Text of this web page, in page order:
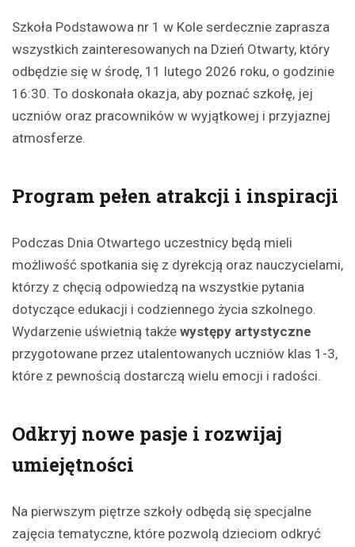
Szkoła Podstawowa nr 1 w Kole serdecznie zaprasza
wszystkich zainteresowanych na Dzień Otwarty, który
odbędzie się w środę, 11 lutego 2026 roku, o godzinie
16:30. To doskonała okazja, aby poznać szkołę, jej
uczniów oraz pracowników w wyjątkowej i przyjaznej
atmosferze.
Program pełen atrakcji i inspiracji
Podczas Dnia Otwartego uczestnicy będą mieli
możliwość spotkania się z dyrekcją oraz nauczycielami,
którzy z chęcią odpowiedzą na wszystkie pytania
dotyczące edukacji i codziennego życia szkolnego.
Wydarzenie uświetnią także występy artystyczne
przygotowane przez utalentowanych uczniów klas 1-3,
które z pewnością dostarczą wielu emocji i radości.
Odkryj nowe pasje i rozwijaj
umiejętności
Na pierwszym piętrze szkoły odbędą się specjalne
zajęcia tematyczne, które pozwolą dzieciom odkryć